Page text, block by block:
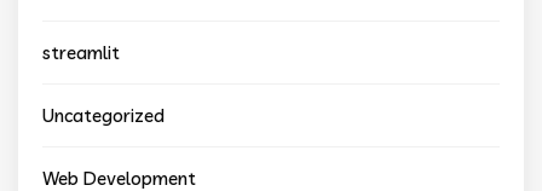
streamlit
Uncategorized
Web Development